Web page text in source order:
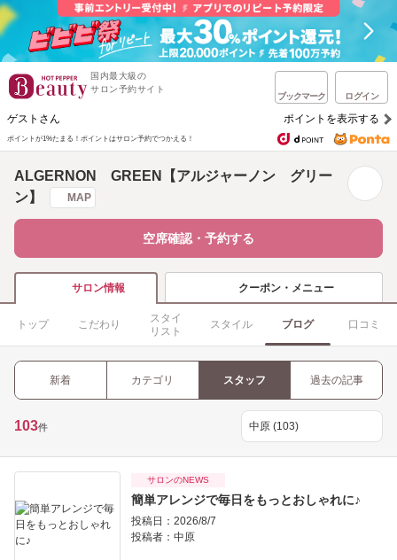
国内最大級の
サロン予約サイト
ブックマーク ログイン
ゲストさん ポイントを表示する
ポイントが1%たまる！ ポイントはサロン予約でつかえる！
ALGERNON GREEN【アルジャーノン グリー
ン】
MAP
空席確認・予約する
サロン情報 クーポン・メニュー
トップ こだわり
スタイ
リスト
スタイル ブログ 口コミ
新着 カテゴリ スタッフ 過去の記事
103件
サロンのNEWS
簡単アレンジで毎日をもっとおしゃれに♪
投稿日：2026/8/7
投稿者： 中原